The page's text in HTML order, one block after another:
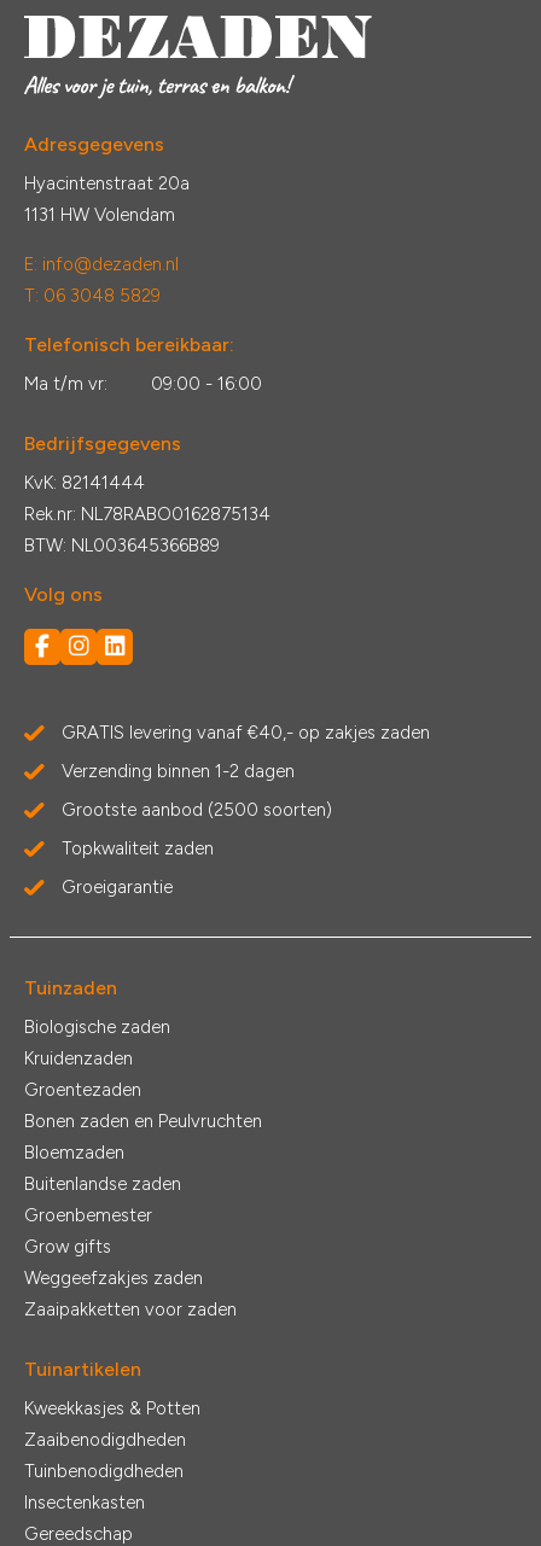
Adresgegevens
Hyacintenstraat 20a
1131 HW Volendam
E: info@dezaden.nl
T: 06 3048 5829
Telefonisch bereikbaar:
Ma t/m vr: 09:00 - 16:00
Bedrijfsgegevens
KvK: 82141444
Rek.nr: NL78RABO0162875134
BTW: NL003645366B89
Volg ons
GRATIS levering vanaf €40,- op zakjes zaden
Verzending binnen 1-2 dagen
Grootste aanbod (2500 soorten)
Topkwaliteit zaden
Groeigarantie
Tuinzaden
Biologische zaden
Kruidenzaden
Groentezaden
Bonen zaden en Peulvruchten
Bloemzaden
Buitenlandse zaden
Groenbemester
Grow gifts
Weggeefzakjes zaden
Zaaipakketten voor zaden
Tuinartikelen
Kweekkasjes & Potten
Zaaibenodigdheden
Tuinbenodigdheden
Insectenkasten
Gereedschap